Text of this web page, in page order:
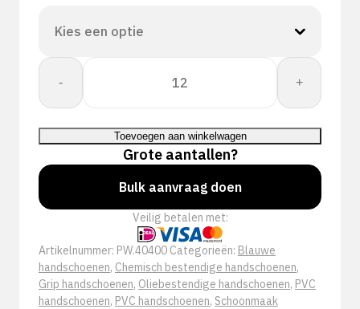
-
PSP
400
PVC
Blue
Werkhandschoen
aantal
+
Toevoegen aan winkelwagen
Grote aantallen?
Bulk aanvraag doen
Veilig betalen met:
Artikelnummer: PW.40400 Categorieën: Blauwe
handschoenen, Chemisch bestendige handschoenen,
Grip handschoenen, Oliebestendige handschoenen, PVC
handschoenen, PVC handschoenen, Schoonmaak